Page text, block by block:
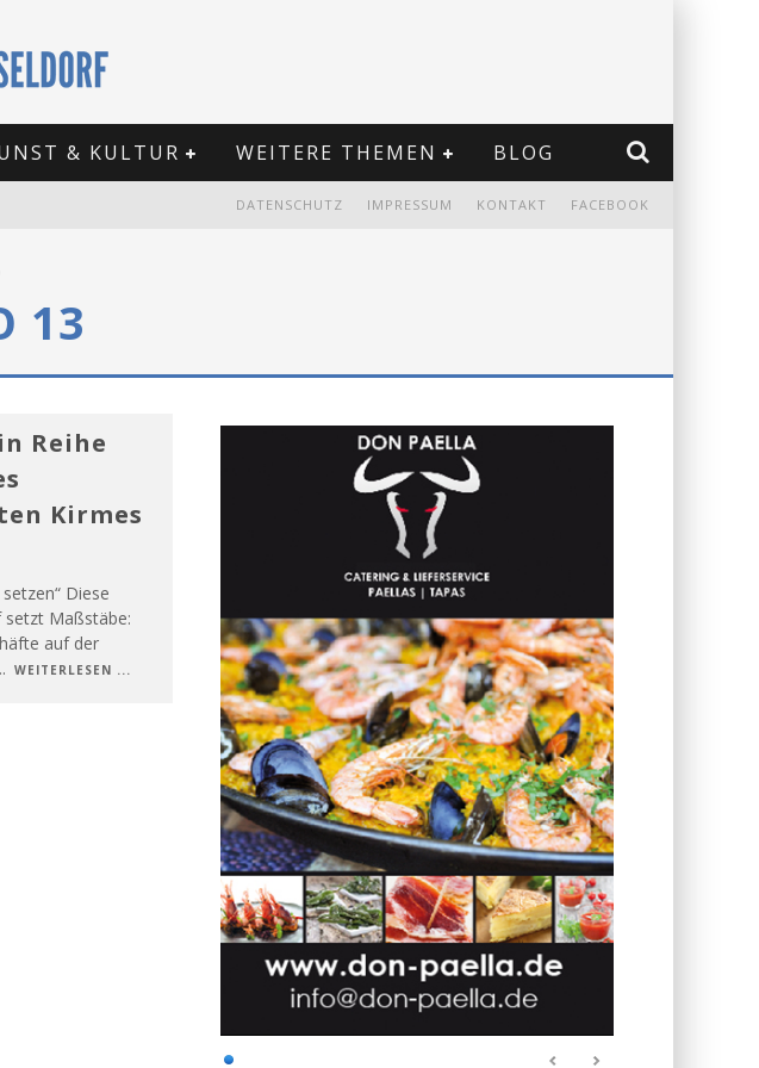
& KULTUR WEITERE THEMEN BLOG
FACEBOOK
KONTAKT
IMPRESSUM
DATENSCHUTZ
13
Reihe
Kirmes
Diese
setzt Maßstäbe:
auf der
WEITERLESEN ...